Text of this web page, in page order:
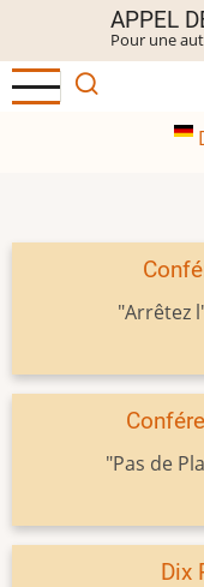
contenu
principal
APPEL
Pour une
"Arrêtez
"Pas de
Dix